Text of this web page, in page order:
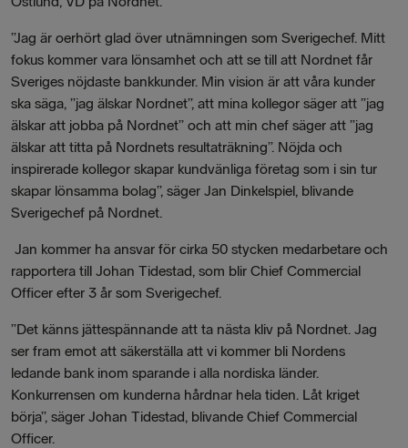
”Jag är oerhört glad över utnämningen som Sverigechef. Mitt
fokus kommer vara lönsamhet och att se till att Nordnet får
Sveriges nöjdaste bankkunder. Min vision är att våra kunder
ska säga, ”jag älskar Nordnet”, att mina kollegor säger att ”jag
älskar att jobba på Nordnet” och att min chef säger att ”jag
älskar att titta på Nordnets resultaträkning”. Nöjda och
inspirerade kollegor skapar kundvänliga företag som i sin tur
skapar lönsamma bolag”, säger Jan Dinkelspiel, blivande
Sverigechef på Nordnet.
Jan kommer ha ansvar för cirka 50 stycken medarbetare och
rapportera till Johan Tidestad, som blir Chief Commercial
Officer efter 3 år som Sverigechef.
”Det känns jättespännande att ta nästa kliv på Nordnet. Jag
ser fram emot att säkerställa att vi kommer bli Nordens
ledande bank inom sparande i alla nordiska länder.
Konkurrensen om kunderna hårdnar hela tiden. Låt kriget
börja”, säger Johan Tidestad, blivande Chief Commercial
Officer.